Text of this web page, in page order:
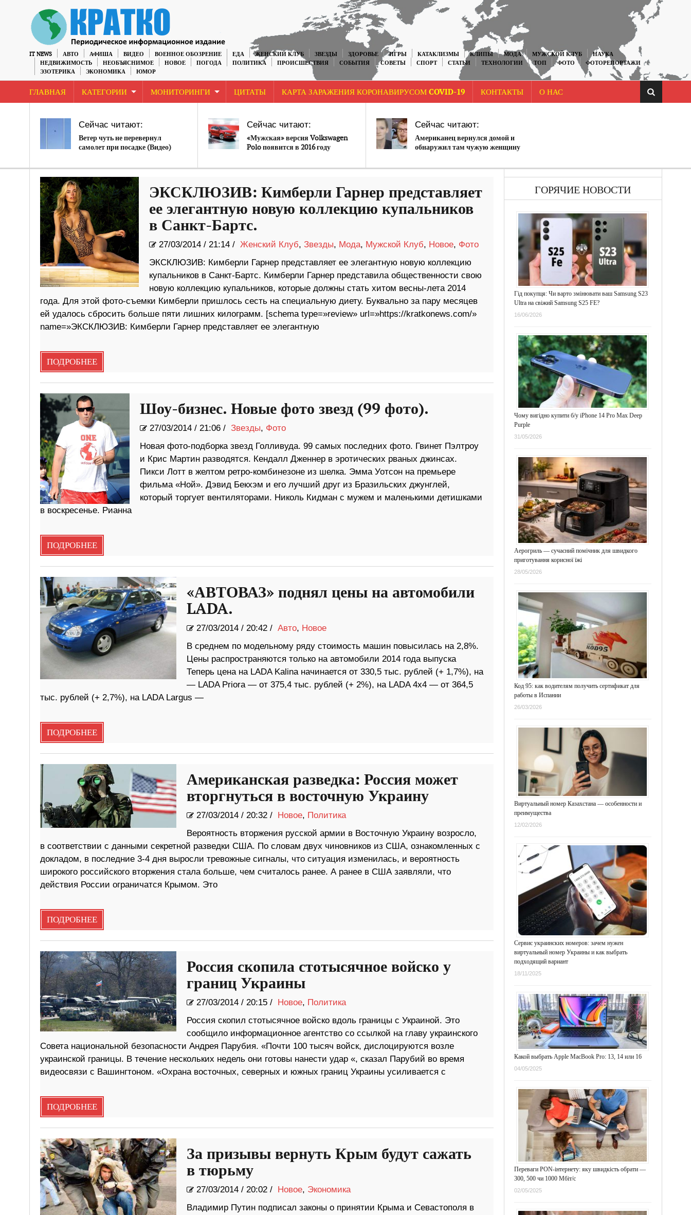
IT NEWS АВТО АФИША ВИДЕО ВОЕННОЕ ОБОЗРЕНИЕ ЕДА ЖЕНСКИЙ КЛУБ ЗВЕЗДЫ ЗДОРОВЬЕ ИГРЫ КАТАКЛИЗМЫ КЛИПЫ МОДА МУЖСКОЙ КЛУБ
НАУКА
НЕДВИЖИМОСТЬ
НЕОБЪЯСНИМОЕ НОВОЕ ПОГОДА ПОЛИТИКА ПРОИСШЕСТВИЯ СОБЫТИЯ СОВЕТЫ СПОРТ СТАТЬИ ТЕХНОЛОГИИ ТОП ФОТО
ФОТОРЕПОРТАЖИ
ЭЗОТЕРИКА
ЭКОНОМИКА ЮМОР
ГЛАВНАЯ КАТЕГОРИИ МОНИТОРИНГИ ЦИТАТЫ КАРТА ЗАРАЖЕНИЯ КОРОНАВИРУСОМ COVID-19 КОНТАКТЫ О НАС
Сейчас читают:
Ветер чуть не перевернул
самолет при посадке (Видео)
Сейчас читают:
«Мужская» версия Volkswagen
Polo появится в 2016 году
Сейчас читают:
Американец вернулся домой и
обнаружил там чужую женщину
ЭКСКЛЮЗИВ: Кимберли Гарнер представляет
ее элегантную новую коллекцию купальников
в Санкт-Бартс.
27/03/2014/ 21:14 / Женский Клуб, Звезды, Мода, Мужской Клуб, Новое, Фото
ЭКСКЛЮЗИВ: Кимберли Гарнер представляет ее элегантную новую коллекцию
купальников в Санкт-Бартс. Кимберли Гарнер представила общественности свою
новую коллекцию купальников, которые должны стать хитом весны-лета 2014
года. Для этой фото-съемки Кимберли пришлось сесть на специальную диету. Буквально за пару месяцев
ей удалось сбросить больше пяти лишних килограмм. [schema type=»review» url=»https://kratkonews.com/»
name=»ЭКСКЛЮЗИВ: Кимберли Гарнер представляет ее элегантную
ПОДРОБНЕЕ
Шоу-бизнес. Новые фото звезд (99 фото).
27/03/2014/ 21:06 / Звезды, Фото
Новая фото-подборка звезд Голливуда. 99 самых последних фото. Гвинет Пэлтроу
и Крис Мартин разводятся. Кендалл Дженнер в эротических рваных джинсах.
Пикси Лотт в желтом ретро-комбинезоне из шелка. Эмма Уотсон на премьере
фильма «Ной». Дэвид Бекхэм и его лучший друг из Бразильских джунглей,
который торгует вентиляторами. Николь Кидман с мужем и маленькими детишками
в воскресенье. Рианна
ПОДРОБНЕЕ
«АВТОВАЗ» поднял цены на автомобили
LADA.
27/03/2014/ 20:42 / Авто, Новое
В среднем по модельному ряду стоимость машин повысилась на 2,8%.
Цены распространяются только на автомобили 2014 года выпуска
Теперь цена на LADA Kalina начинается от 330,5 тыс. рублей (+ 1,7%), на
— LADA Priora — от 375,4 тыс. рублей (+ 2%), на LADA 4х4 — от 364,5
тыс. рублей (+ 2,7%), на LADA Largus —
ПОДРОБНЕЕ
Американская разведка: Россия может
вторгнуться в восточную Украину
27/03/2014/ 20:32 / Новое, Политика
Вероятность вторжения русской армии в Восточную Украину возросло,
в соответствии с данными секретной разведки США. По словам двух чиновников из США, ознакомленных с
докладом, в последние 3-4 дня выросли тревожные сигналы, что ситуация изменилась, и вероятность
широкого российского вторжения стала больше, чем считалось ранее. А ранее в США заявляли, что
действия России ограничатся Крымом. Это
ПОДРОБНЕЕ
Россия скопила стотысячное войско у
границ Украины
27/03/2014/ 20:15 / Новое, Политика
Россия скопил стотысячное войско вдоль границы с Украиной. Это
сообщило информационное агентство со ссылкой на главу украинского
Совета национальной безопасности Андрея Парубия. «Почти 100 тысяч войск, дислоцируются возле
украинской границы. В течение нескольких недель они готовы нанести удар «, сказал Парубий во время
видеосвязи с Вашингтоном. «Охрана восточных, северных и южных границ Украины усиливается с
ПОДРОБНЕЕ
За призывы вернуть Крым будут сажать
в тюрьму
27/03/2014/ 20:02 / Новое, Экономика
Владимир Путин подписал законы о принятии Крыма и Севастополя в
ГОРЯЧИЕ НОВОСТИ
Гід покупця: Чи варто змінювати ваш Samsung S23
Ultra на свіжий Samsung S25 FE?
16/06/2026
Чому вигідно купити б/у iPhone 14 Pro Max Deep
Purple
31/05/2026
Аерогриль — сучасний помічник для швидкого
приготування корисної їжі
28/05/2026
Код 95: как водителям получить сертификат для
работы в Испании
26/03/2026
Виртуальный номер Казахстана — особенности и
преимущества
12/02/2026
Сервис украинских номеров: зачем нужен
виртуальный номер Украины и как выбрать
подходящий вариант
18/11/2025
Какой выбрать Apple MacBook Pro: 13, 14 или 16
04/05/2025
Переваги PON-інтернету: яку швидкість обрати —
300, 500 чи 1000 Мбіт/с
02/05/2025